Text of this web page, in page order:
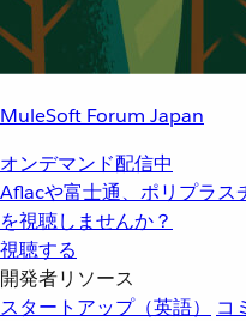
MuleSoft Forum Japan
オンデマンド配信中
Aflacや富士通、ポリプラス
を視聴しませんか？
視聴する
開発者リソース
スタートアップ（英語）
コ